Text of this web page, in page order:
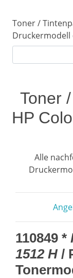
Toner /
Druckermodell
Toner
HP
Alle
110849 *
1512 H /